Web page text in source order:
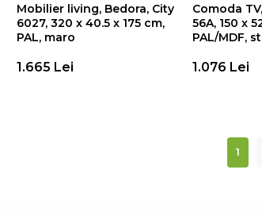
Mobilier living, Bedora, City
6027, 320 x 40.5 x 175 cm,
PAL, maro
1.665 Lei
Comoda
56A, 150 x
PAL/MDF,
1.076 Lei
1